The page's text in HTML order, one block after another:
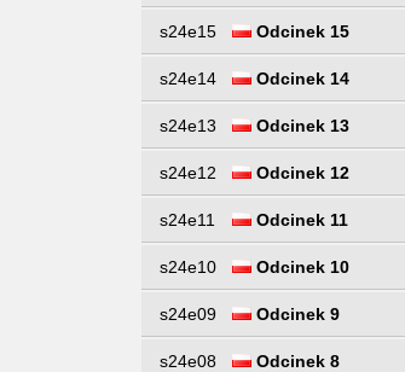
s24e15 Odcinek 15
s24e14 Odcinek 14
s24e13 Odcinek 13
s24e12 Odcinek 12
s24e11 Odcinek 11
s24e10 Odcinek 10
s24e09 Odcinek 9
s24e08 Odcinek 8